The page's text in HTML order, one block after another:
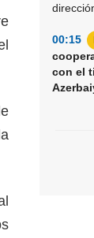
00:15
con el